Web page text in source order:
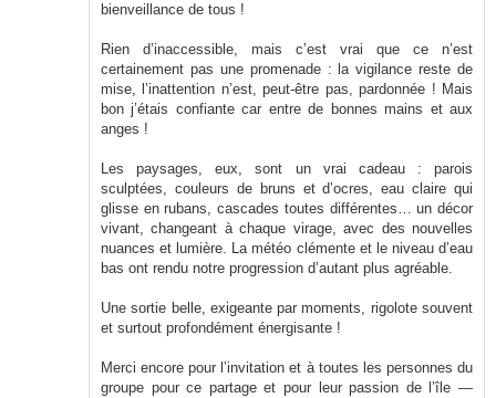
bienveillance de tous !
Rien d’inaccessible, mais c’est vrai que ce n’est
certainement pas une promenade : la vigilance reste de
mise, l’inattention n’est, peut-être pas, pardonnée ! Mais
bon j’étais confiante car entre de bonnes mains et aux
anges !
Les paysages, eux, sont un vrai cadeau : parois
sculptées, couleurs de bruns et d’ocres, eau claire qui
glisse en rubans, cascades toutes différentes… un décor
vivant, changeant à chaque virage, avec des nouvelles
nuances et lumière. La météo clémente et le niveau d’eau
bas ont rendu notre progression d’autant plus agréable.
Une sortie belle, exigeante par moments, rigolote souvent
et surtout profondément énergisante !
Merci encore pour l’invitation et à toutes les personnes du
groupe pour ce partage et pour leur passion de l’île —